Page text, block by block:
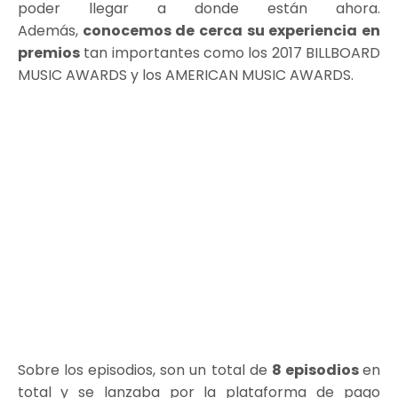
poder llegar a donde están ahora.
Además, conocemos de cerca su experiencia en
premios tan importantes como los 2017 BILLBOARD
MUSIC AWARDS y los AMERICAN MUSIC AWARDS.
Sobre los episodios, son un total de 8 episodiosen
total y se lanzaba por la plataforma de pago